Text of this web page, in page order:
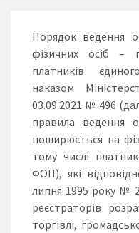
Порядок ведення
фізичних осіб –
платників
наказом
03.09.2021 № 496
правила ведення
поширюється на
тому числі
ФОП), які
липня 1995 року №
реєстраторів
торгівлі,